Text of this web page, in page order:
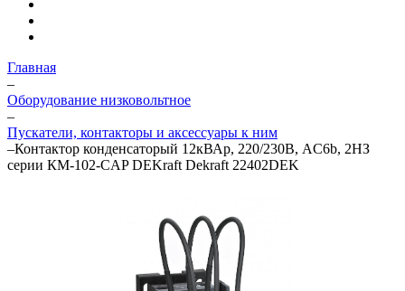
Главная
–
Оборудование низковольтное
–
Пускатели, контакторы и аксессуары к ним
–Контактор конденсаторый 12кВАр, 220/230В, AC6b, 2НЗ
серии КМ-102-CAP DEKraft Dekraft 22402DEK